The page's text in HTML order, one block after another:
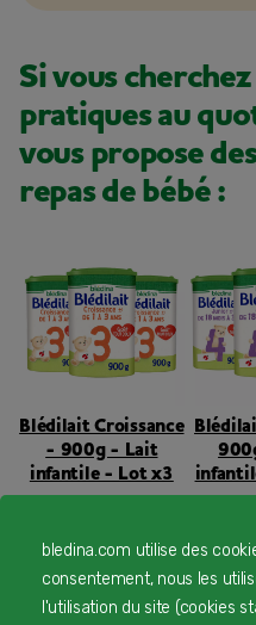
Si vous
pratiques au
vous propose
repas de bébé :
Blédilait Croissance
- 900g - Lait
infantile - Lot x3
15 à 36 mois
bledina.com utilise des
consentement, nous les
l'utilisation du site (cookies